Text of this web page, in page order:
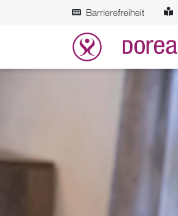
Zum Hauptinhalt springen
Barrierefreiheit